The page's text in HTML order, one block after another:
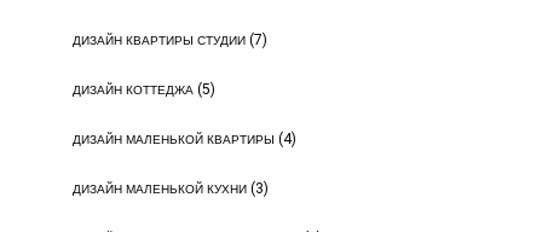
ДИЗАЙН КВАРТИРЫ СТУДИИ(7)
ДИЗАЙН КОТТЕДЖА(5)
ДИЗАЙН МАЛЕНЬКОЙ КВАРТИРЫ (4)
ДИЗАЙН МАЛЕНЬКОЙ КУХНИ(3)